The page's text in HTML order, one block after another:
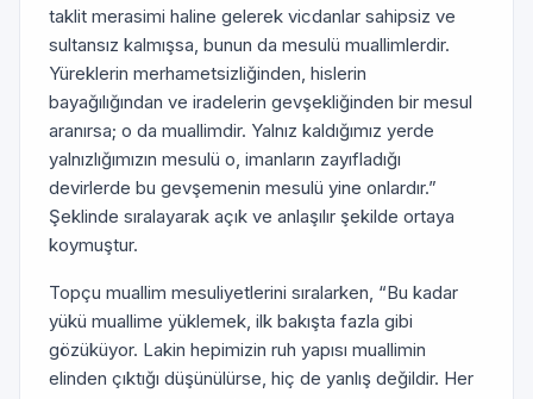
taklit merasimi haline gelerek vicdanlar sahipsiz ve
sultansız kalmışsa, bunun da mesulü muallimlerdir.
Yüreklerin merhametsizliğinden, hislerin
bayağılığından ve iradelerin gevşekliğinden bir mesul
aranırsa; o da muallimdir. Yalnız kaldığımız yerde
yalnızlığımızın mesulü o, imanların zayıfladığı
devirlerde bu gevşemenin mesulü yine onlardır.”
Şeklinde sıralayarak açık ve anlaşılır şekilde ortaya
koymuştur.
Topçu muallim mesuliyetlerini sıralarken, “Bu kadar
yükü muallime yüklemek, ilk bakışta fazla gibi
gözüküyor. Lakin hepimizin ruh yapısı muallimin
elinden çıktığı düşünülürse, hiç de yanlış değildir. Her